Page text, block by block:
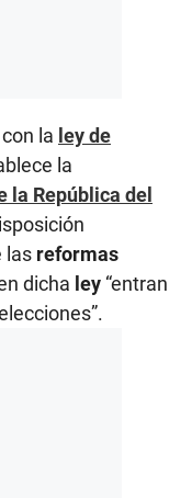
la ley de
la
la República del
las reformas
dicha ley “entran